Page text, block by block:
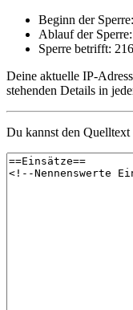
Beginn der
Ablauf der
Sperre betrifft:
Deine aktuelle IP-
stehenden Details in
Du kannst den Quelltext